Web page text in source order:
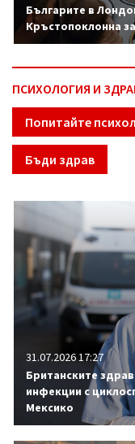
Българите в
Кръстопоклонна
ПСИХОЛОГИЯ И
Попитайте
Бъди здрав
31.07.2026 17:27
Британските
инфекции с
Мексико